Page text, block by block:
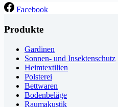
Facebook
Produkte
Gardinen
Sonnen- und Insektenschutz
Heimtextilien
Polsterei
Bettwaren
Bodenbeläge
Raumakustik